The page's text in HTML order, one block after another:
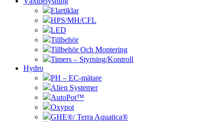
Elartiklar
HPS/MH/CFL
LED
Tillbehör
Tillbehör Och Montering
Timers – Styrning/Kontroll
Hydro
PH – EC-mätare
Alien Systemer
AutoPot™
Oxypot
GHE®/ Terra Aquatica®